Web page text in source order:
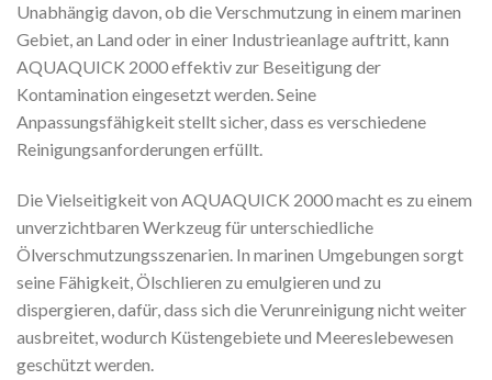
Unabhängig davon, ob die Verschmutzung in einem marinen
Gebiet, an Land oder in einer Industrieanlage auftritt, kann
AQUAQUICK 2000 effektiv zur Beseitigung der
Kontamination eingesetzt werden. Seine
Anpassungsfähigkeit stellt sicher, dass es verschiedene
Reinigungsanforderungen erfüllt.
Die Vielseitigkeit von AQUAQUICK 2000 macht es zu einem
unverzichtbaren Werkzeug für unterschiedliche
Ölverschmutzungsszenarien. In marinen Umgebungen sorgt
seine Fähigkeit, Ölschlieren zu emulgieren und zu
dispergieren, dafür, dass sich die Verunreinigung nicht weiter
ausbreitet, wodurch Küstengebiete und Meereslebewesen
geschützt werden.